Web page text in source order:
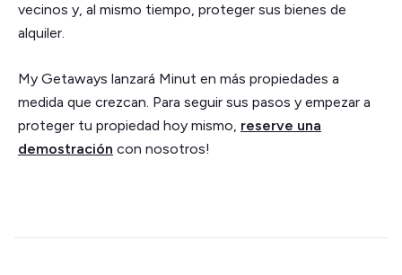
vecinos y, al mismo tiempo, proteger sus bienes de
alquiler.
My Getaways lanzará Minut en más propiedades a
medida que crezcan. Para seguir sus pasos y empezar a
proteger tu propiedad hoy mismo, reserve una
demostración con nosotros!